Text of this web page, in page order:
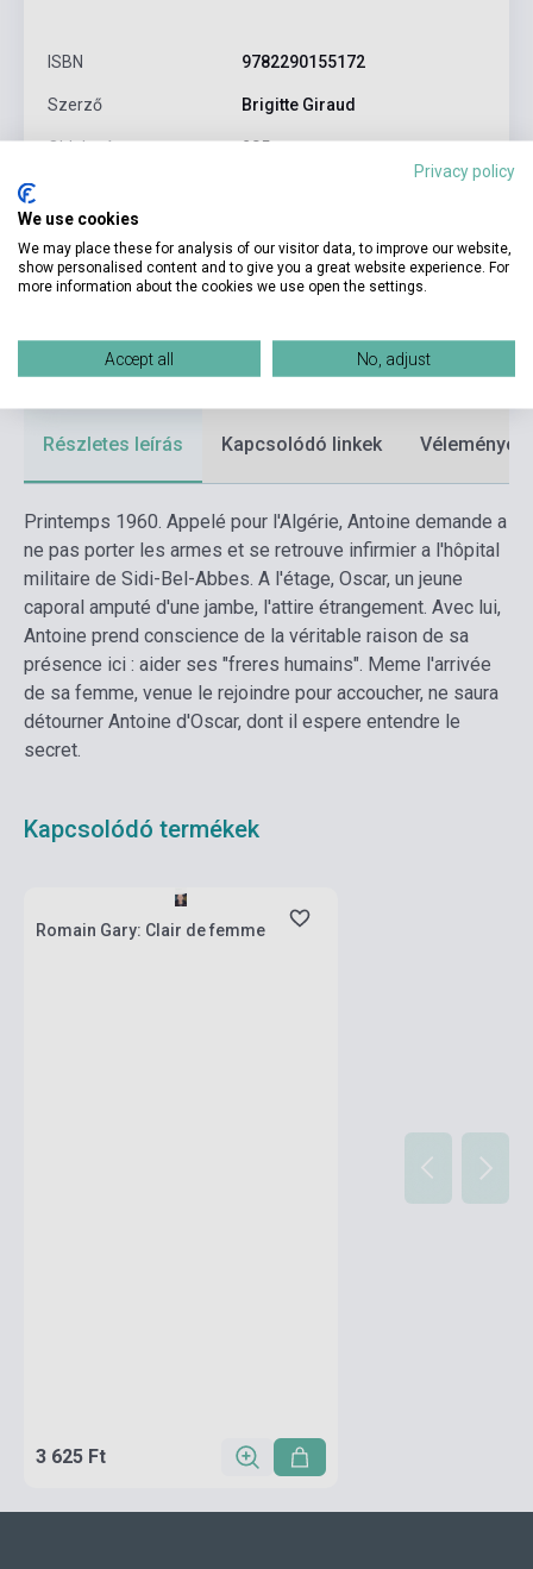
ISBN 9782290155172
Szerző Brigitte Giraud
Oldalszám 285
Kiadási év 2018
Részletes leírás Kapcsolódó linkek Vélemények
Printemps 1960. Appelé pour l'Algérie, Antoine demande a
ne pas porter les armes et se retrouve infirmier a l'hôpital
militaire de Sidi-Bel-Abbes. A l'étage, Oscar, un jeune
caporal amputé d'une jambe, l'attire étrangement. Avec lui,
Antoine prend conscience de la véritable raison de sa
présence ici : aider ses "freres humains". Meme l'arrivée
de sa femme, venue le rejoindre pour accoucher, ne saura
détourner Antoine d'Oscar, dont il espere entendre le
secret.
Kapcsolódó termékek
Romain Gary: Clair de femme
3 625 Ft
Privacy policy
We use cookies
We may place these for analysis of our visitor data, to improve our website,
show personalised content and to give you a great website experience. For
more information about the cookies we use open the settings.
Accept all No, adjust